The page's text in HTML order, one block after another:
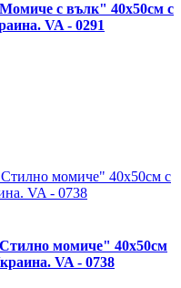
с вълк" 40х50см с
VA - 0291
момиче" 40х50см
VA - 0738